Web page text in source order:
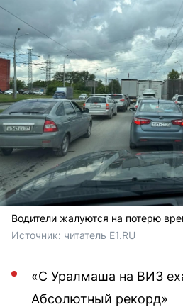
Водители жалуются на потерю
Источник: читатель E1.RU
«С Уралмаша на ВИЗ
Абсолютный рекорд»